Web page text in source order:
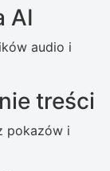
AI
audio i
treści
pokazów i